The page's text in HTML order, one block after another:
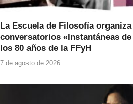
La Escuela de Filosofía
conversatorios «Instantáneas
los 80 años de la FFyH
7 de agosto de 2026